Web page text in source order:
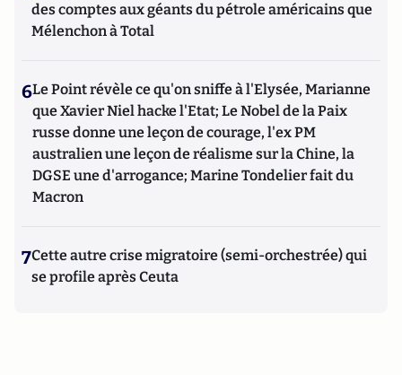
des comptes aux géants du pétrole américains que
Mélenchon à Total
6Le Point révèle ce qu'on sniffe à l'Elysée, Marianne
que Xavier Niel hacke l'Etat; Le Nobel de la Paix
russe donne une leçon de courage, l'ex PM
australien une leçon de réalisme sur la Chine, la
DGSE une d'arrogance; Marine Tondelier fait du
Macron
7Cette autre crise migratoire (semi-orchestrée) qui
se profile après Ceuta